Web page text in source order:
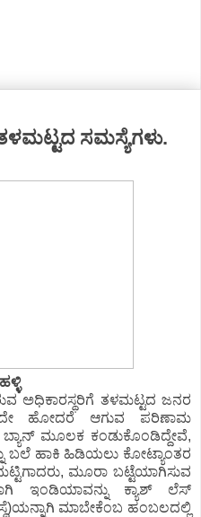
ಸಮಸ್ಯೆಗಳು.
ಅಧಿಕಾರಸ್ಥರಿಗೆ ತಳಮಟ್ಟದ ಜನರ
ಹೋದರೆ ಆಗುವ ಪರಿಣಾಮ
ಮೂಲಕ ಕಂಡುಕೊಂಡಿದ್ದೇವೆ,
ಬಲೆ ಹಾಕಿ ಹಿಡಿಯಲು ಕೋಟ್ಯಾಂತರ
ಮೂರಾ ಬಟ್ಟೆಯಾಗಿಸುವ
ಇಂಡಿಯಾವನ್ನು ಕ್ಯಾಶ್ ಲೆಸ್
ಮಾಬೇಕೆಂಬ ಹಂಬಲದಲ್ಲಿ